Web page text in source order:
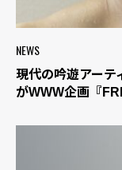
NEWS
現代の吟遊アーテ
がWWW企画『